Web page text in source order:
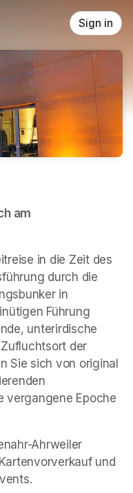
Sign in
am
in die Zeit des
durch die
in
Führung
unterirdische
der
Sie sich von original
vergangene Epoche
Ahrweiler
und